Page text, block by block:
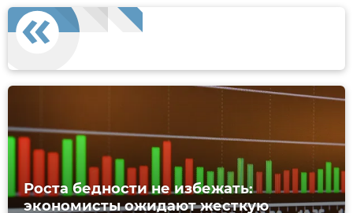
Роста бедности не избежать:
экономисты ожидают жесткую